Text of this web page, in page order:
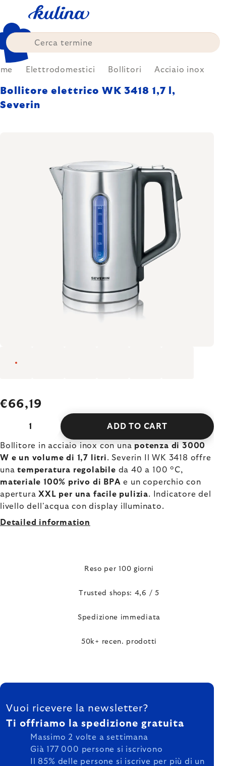
content
Elettrodomestici Bollitori Acciaio inox
Bollitore elettrico WK 3418 1,7 l,
Severin
€66,19
ADD TO CART
Bollitore in acciaio inox con una potenza di 3000
W e un volume di 1,7 litri. Severin Il WK 3418 offre
unatemperatura regolabile da 40 a 100 °C,
materiale 100% privo di BPA e un coperchio con
apertura XXL per una facile pulizia. Indicatore del
livello dell'acqua con display illuminato.
Detailed information
Reso per 100 giorni
Trusted shops: 4,6 / 5
Spedizione immediata
50k+ recen. prodotti
FOOTER
Vuoi ricevere la newsletter?
Ti offriamo la spedizione gratuita
Massimo 2 volte a settimana
Già 177 000 persone si iscrivono
Il 85% delle persone si iscrive per più di un